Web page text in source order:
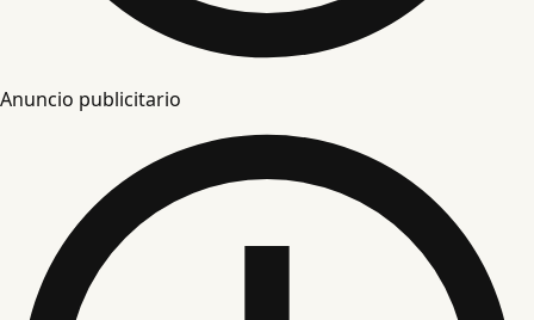
Anuncio publicitario